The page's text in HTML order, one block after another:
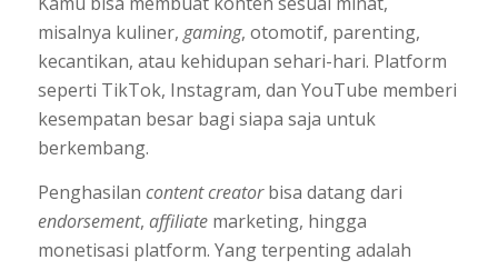
misalnya kuliner,gaming, otomotif, parenting,
kecantikan, atau kehidupan sehari-hari. Platform
seperti TikTok, Instagram, dan YouTube memberi
kesempatan besar bagi siapa saja untuk
berkembang.
Penghasilan content creatorbisa datang dari
endorsement, affiliatemarketing, hingga
monetisasi platform. Yang terpenting adalah